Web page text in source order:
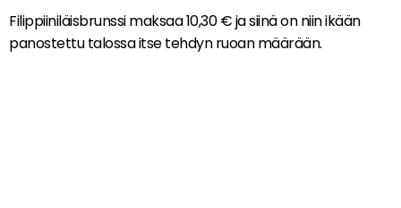
Filippiiniläisbrunssi maksaa 10,30 € ja siinä on niin ikään
panostettu talossa itse tehdyn ruoan määrään.